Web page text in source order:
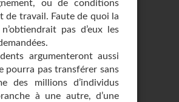
ou de conditions
de travail. Faute de quoi la
pas d’eux les
argumenteront aussi
pourra pas transférer sans
des millions d’individus
à une autre, d’une